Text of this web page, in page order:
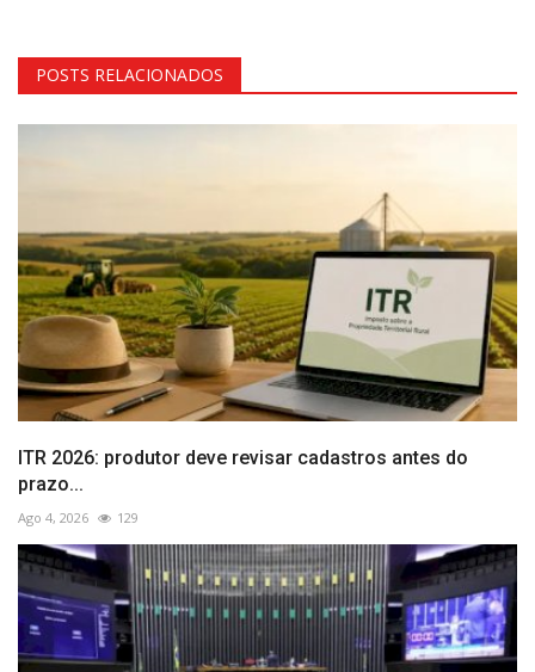
POSTS RELACIONADOS
ITR 2026: produtor deve revisar cadastros antes do
prazo...
Ago 4, 2026 129